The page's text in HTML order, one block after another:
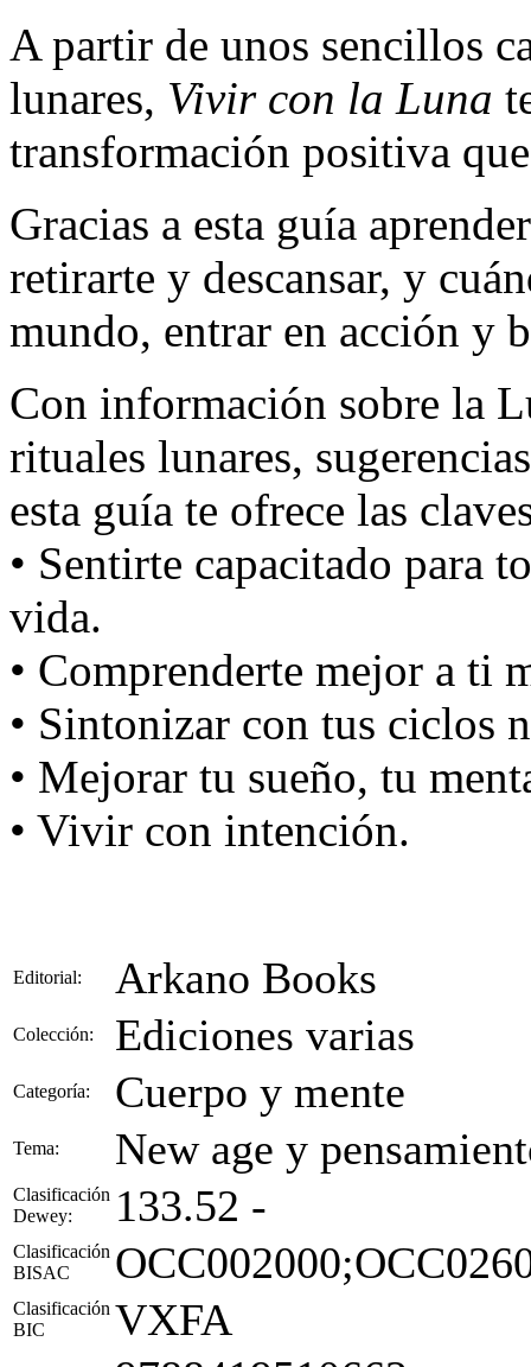
A partir de unos sencillos
lunares, Vivir con la Luna
transformación positiva
Gracias a esta guía
retirarte y descansar, y
mundo, entrar en acción y
Con información sobre la
rituales lunares,
esta guía te ofrece las
• Sentirte capacitado para
vida.
• Comprenderte mejor a ti
• Sintonizar con tus ciclos
• Mejorar tu sueño, tu
• Vivir con intención.
Editorial: Arkano Books
Colección: Ediciones varias
Categoría: Cuerpo y mente
Tema: New age y
Clasificación
Dewey:
133.52 -
Clasificación
BISAC
Clasificación
BIC
VXFA